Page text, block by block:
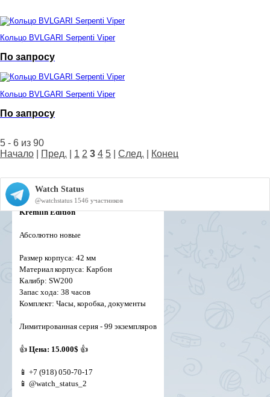
Кольцо BVLGARI Serpenti Viper
По запросу
Кольцо BVLGARI Serpenti Viper
По запросу
5 - 6 из 90
Начало
Пред. 1 2 3 4 5 След. Конец